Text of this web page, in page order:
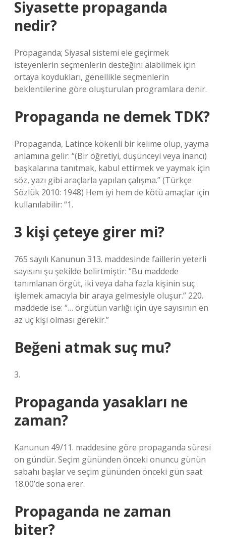
Siyasette propaganda
nedir?
Propaganda; Siyasal sistemi ele geçirmek
isteyenlerin seçmenlerin desteğini alabilmek için
ortaya koydukları, genellikle seçmenlerin
beklentilerine göre oluşturulan programlara denir.
Propaganda ne demek TDK?
Propaganda, Latince kökenli bir kelime olup, yayma
anlamına gelir: “(Bir öğretiyi, düşünceyi veya inancı)
başkalarına tanıtmak, kabul ettirmek ve yaymak için
söz, yazı gibi araçlarla yapılan çalışma.” (Türkçe
Sözlük 2010: 1948) Hem iyi hem de kötü amaçlar için
kullanılabilir: “1.
3 kişi çeteye girer mi?
765 sayılı Kanunun 313. maddesinde faillerin yeterli
sayısını şu şekilde belirtmiştir: “Bu maddede
tanımlanan örgüt, iki veya daha fazla kişinin suç
işlemek amacıyla bir araya gelmesiyle oluşur.” 220.
maddede ise: “… örgütün varlığı için üye sayısının en
az üç kişi olması gerekir.”
Beğeni atmak suç mu?
3.
Propaganda yasakları ne
zaman?
Kanunun 49/11. maddesine göre propaganda süresi
on gündür. Seçim gününden önceki onuncu günün
sabahı başlar ve seçim gününden önceki gün saat
18.00’de sona erer.
Propaganda ne zaman
biter?